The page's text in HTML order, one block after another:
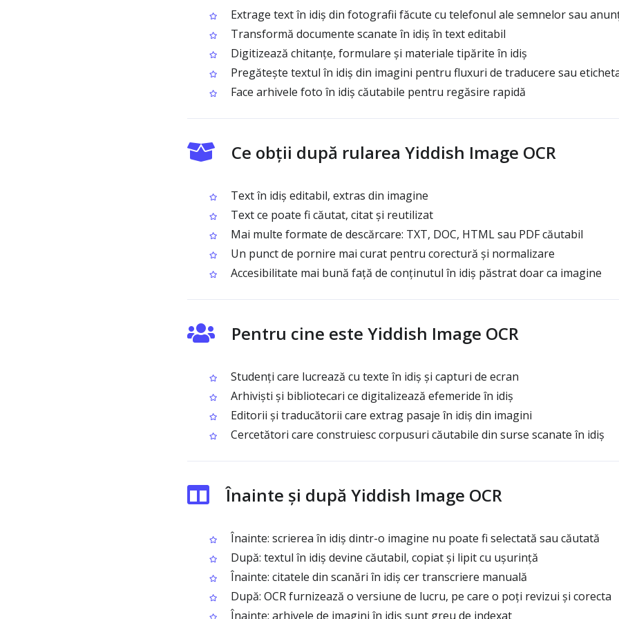
Extrage text în idiș din fotografii făcute cu telefonul ale semnelor sau
Transformă documente scanate în idiș în text editabil
Digitizează chitanțe, formulare și materiale tipărite în idiș
Pregătește textul în idiș din imagini pentru fluxuri de traducere sau
Face arhivele foto în idiș căutabile pentru regăsire rapidă
Ce obții după rularea Yiddish Image OCR
Text în idiș editabil, extras din imagine
Text ce poate fi căutat, citat și reutilizat
Mai multe formate de descărcare: TXT, DOC, HTML sau PDF căutabil
Un punct de pornire mai curat pentru corectură și normalizare
Accesibilitate mai bună față de conținutul în idiș păstrat doar ca imagine
Pentru cine este Yiddish Image OCR
Studenți care lucrează cu texte în idiș și capturi de ecran
Arhiviști și bibliotecari ce digitalizează efemeride în idiș
Editorii și traducătorii care extrag pasaje în idiș din imagini
Cercetători care construiesc corpusuri căutabile din surse scanate în idiș
Înainte și după Yiddish Image OCR
Înainte: scrierea în idiș dintr-o imagine nu poate fi selectată sau căutată
După: textul în idiș devine căutabil, copiat și lipit cu ușurință
Înainte: citatele din scanări în idiș cer transcriere manuală
După: OCR furnizează o versiune de lucru, pe care o poți revizui și corecta
Înainte: arhivele de imagini în idiș sunt greu de indexat